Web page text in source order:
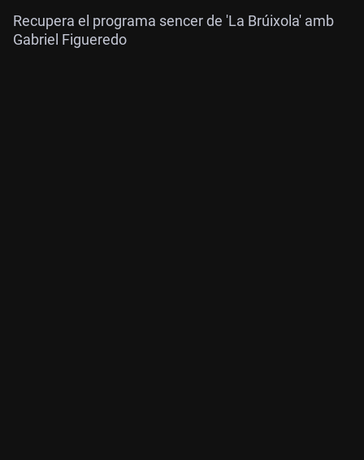
Recupera el programa sencer de 'La Brúixola' amb
Gabriel Figueredo